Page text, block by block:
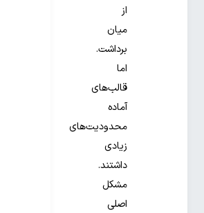
از
میان
برداشت.
اما
قالب‌های
آماده‌
محدودیت‌های
زیادی
داشتند.
مشکل
اصلی